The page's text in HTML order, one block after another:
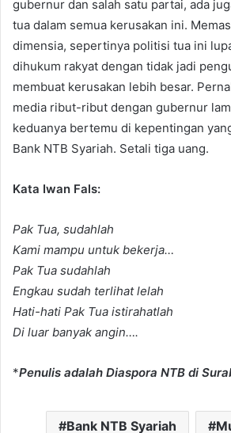
gubernur dan salah satu partai, ada
tua dalam semua kerusakan ini.
dimensia, sepertinya politisi tua ini
dihukum rakyat dengan tidak jadi
membuat kerusakan lebih besar.
media ribut-ribut dengan gubernur
keduanya bertemu di kepentingan
Bank NTB Syariah. Setali tiga uang.
Kata Iwan Fals:
Pak Tua, sudahlah
Kami mampu untuk bekerja…
Pak Tua sudahlah
Engkau sudah terlihat lelah
Hati-hati Pak Tua istirahatlah
Di luar banyak angin….
*Penulis adalah Diaspora NTB di
Bank NTB Syariah